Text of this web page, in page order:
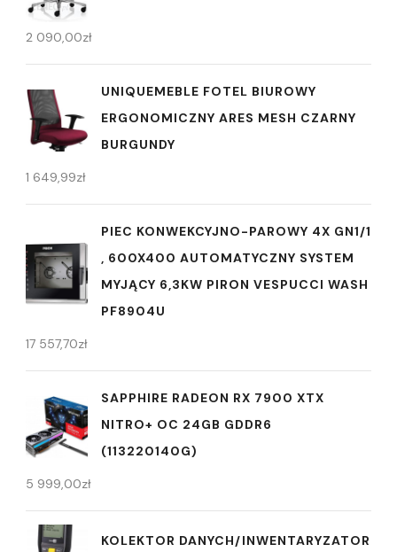
2 090,00zł
UNIQUEMEBLE FOTEL BIUROWY
ERGONOMICZNY ARES MESH CZARNY
BURGUNDY
1 649,99zł
PIEC KONWEKCYJNO-PAROWY 4X GN1/1
, 600X400 AUTOMATYCZNY SYSTEM
MYJĄCY 6,3KW PIRON VESPUCCI WASH
PF8904U
17 557,70zł
SAPPHIRE RADEON RX 7900 XTX
NITRO+ OC 24GB GDDR6
(113220140G)
5 999,00zł
KOLEKTOR DANYCH/INWENTARYZATOR